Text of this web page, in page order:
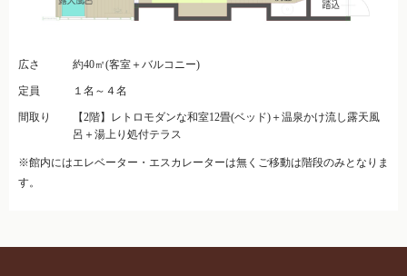
広さ 約40㎡(客室＋バルコニー)
定員 １名～４名
間取り
【2階】レトロモダンな和室12畳(ベッド)＋温泉かけ流し露天風
呂＋湯上り処付テラス
※館内にはエレベーター・エスカレーターは無くご移動は階段のみとなりま
す。